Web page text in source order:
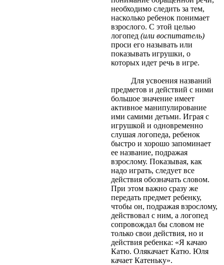
необходимо следить за тем,
насколько ребенок понимает
взрослого. С этой целью
логопед (или воспитатель)
проси его называть или
показывать игрушки, о
которых идет речь в игре.
Для усвоения названий
предметов и действий с ними
большое значение имеет
активное манипулирование
ими самими детьми. Играя с
игрушкой и одновременно
слушая логопеда, ребенок
быстро и хорошо запоминает
ее название, подражая
взрослому. Показывая, как
надо играть, следует все
действия обозначать словом.
При этом важно сразу же
передать предмет ребенку,
чтобы он, подражая взрослому,
действовал с ним, а логопед
сопровождал бы словом не
только свои действия, но и
действия ребенка: «Я качаю
Катю. Олякачает Катю. Юля
качает Катеньку».